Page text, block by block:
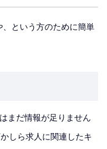
という方のために簡単
まだ情報が足りません
しら求人に関連したキ